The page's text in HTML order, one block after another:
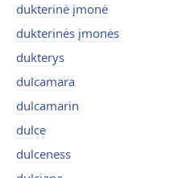
dukterinė įmonė
dukterinės įmonės
dukterys
dulcamara
dulcamarin
dulce
dulceness